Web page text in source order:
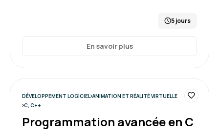
5 jours
En savoir plus
DÉVELOPPEMENT LOGICIEL ANIMATION ET RÉALITÉ VIRTUELLE
C, C++
Programmation avancée en C